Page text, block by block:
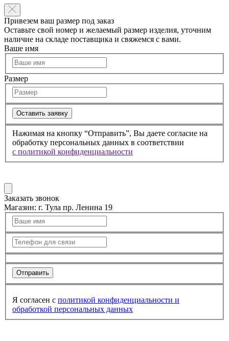
Привезем ваш размер под заказ
Оставьте свой номер и желаемый размер изделия, уточним
наличие на складе поставщика и свяжемся с вами.
Ваше имя
Размер
Оставить заявку
Нажимая на кнопку “Отправить”, Вы даете согласие на
обработку персональных данных в соответствии
с политикой конфиденциальности
Заказать звонок
Магазин: г. Тула пр. Ленина 19
Отправить
Я согласен с политикой конфиденциальности и
обработкой персональных данных